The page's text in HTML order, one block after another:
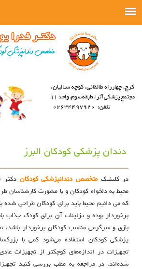
دندان پزشکی کودکان البرز
در کلینیکمتخصص دندانپزشکی کودکان دکتر
محیط به دلخواه کودکان و با مشورت کارشناسان
که می دانیم محیط باید برای کودکان طراحی شده
برخوردار بوده و تزئینات آن برای کودک جذاب
بازی و سرگرمی مناسب کودکان برخوردار باشد.
پزشکی کودکان استفاده می‌شود کمی با
تجهیزات در اندازه‌های کوچکتر از تجهیزات
شده‌اند. در مراجعه به مطب بررسی کنید